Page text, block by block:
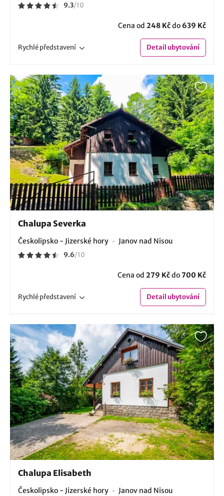
9.3/10
Cena od 248 Kčdo 639 Kč
Rychlépředstavení Detailubytování
Chalupa Severka
Českolipsko - Jizerské hory Janov nad Nisou
9.6/10
Cena od 279 Kčdo700 Kč
Rychlépředstavení Detailubytování
Chalupa Elisabeth
Českolipsko - Jizerské hory Janov nad Nisou